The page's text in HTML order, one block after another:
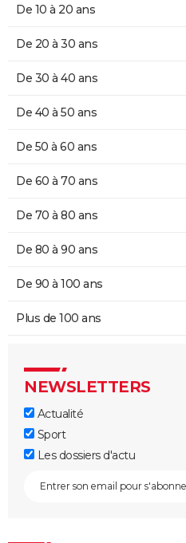
De 10 à 20 ans
De 20 à 30 ans
De 30 à 40 ans
De 40 à 50 ans
De 50 à 60 ans
De 60 à 70 ans
De 70 à 80 ans
De 80 à 90 ans
De 90 à 100 ans
Plus de 100 ans
NEWSLETTERS
Actualité
Sport
Les dossiers d'actu